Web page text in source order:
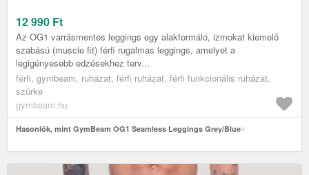
12 990 Ft
Az OG1 varrásmentes leggings egy alakformáló, izmokat kiemelő
szabású (muscle fit) férfi rugalmas leggings, amelyet a
legigényesebb edzésekhez terv...
férfi, gymbeam, ruházat, férfi ruházat, férfi funkcionális ruházat,
szürke
gymbeam.hu
Hasonlók, mint GymBeam OG1 Seamless Leggings Grey/Blue